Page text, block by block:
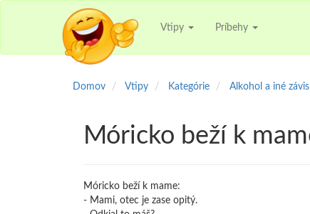
Vtipy Príbehy
Domov Vtipy Kategórie Alkohol a iné
Móricko beží k
Móricko beží k mame:
- Mami, otec je zase opitý.